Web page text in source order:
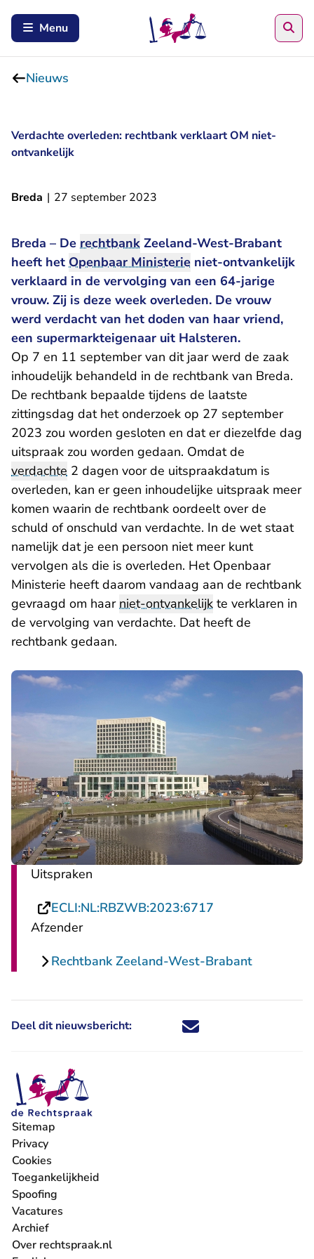
Menu
Nieuws
Verdachte overleden: rechtbank verklaart OM niet-
ontvankelijk
Breda | 27 september 2023
Breda – De rechtbank Zeeland-West-Brabant
heeft het Openbaar Ministerie niet-ontvankelijk
verklaard in de vervolging van een 64-jarige
vrouw. Zij is deze week overleden. De vrouw
werd verdacht van het doden van haar vriend,
een supermarkteigenaar uit Halsteren.
Op 7 en 11 september van dit jaar werd de zaak
inhoudelijk behandeld in de rechtbank van Breda.
De rechtbank bepaalde tijdens de laatste
zittingsdag dat het onderzoek op 27 september
2023 zou worden gesloten en dat er diezelfde dag
uitspraak zou worden gedaan. Omdat de
verdachte 2 dagen voor de uitspraakdatum is
overleden, kan er geen inhoudelijke uitspraak meer
komen waarin de rechtbank oordeelt over de
schuld of onschuld van verdachte. In de wet staat
namelijk dat je een persoon niet meer kunt
vervolgen als die is overleden. Het Openbaar
Ministerie heeft daarom vandaag aan de rechtbank
gevraagd om haarniet-ontvankelijk te verklaren in
de vervolging van verdachte. Dat heeft de
rechtbank gedaan.
Uitspraken
ECLI:NL:RBZWB:2023:6717
Afzender
Rechtbank Zeeland-West-Brabant
Deel dit nieuwsbericht: Deel dit nieuwsbericht via X -
Deel dit nieuwsbericht via
Deel dit nieuwsbericht
Deel dit
Sitemap
Privacy
Cookies
Toegankelijkheid
Spoofing
Vacatures
- U verlaat Rechtspraak.nl
Archief
Over rechtspraak.nl